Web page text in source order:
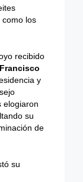
como los
recibido
y
elogiaron
su
de
su